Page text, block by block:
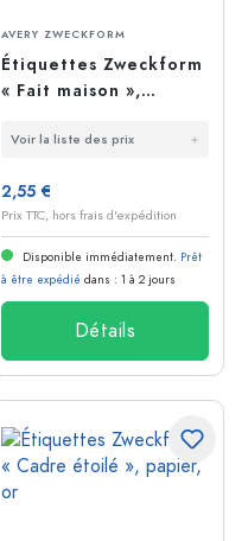
AVERY ZWECKFORM
Étiquettes Zweckform
« Fait maison »,
multicolores
Voir la liste des prix
2,55 €
Prix TTC, hors frais d'expédition
Disponible immédiatement. Prêt
à être expédié dans : 1 à 2 jours
Détails